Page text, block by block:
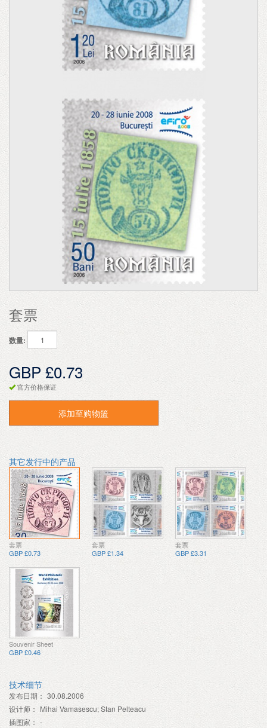
套票
数量:
GBP £0.73
官方价格保证
添加至购物篮
其它发行中的产品
套票
GBP £0.73
套票
GBP £1.34
套票
GBP £3.31
Souvenir Sheet
GBP £0.46
技术细节
发布日期： 30.08.2006
设计师： Mihai Vamasescu; Stan Pelteacu
插图家： -